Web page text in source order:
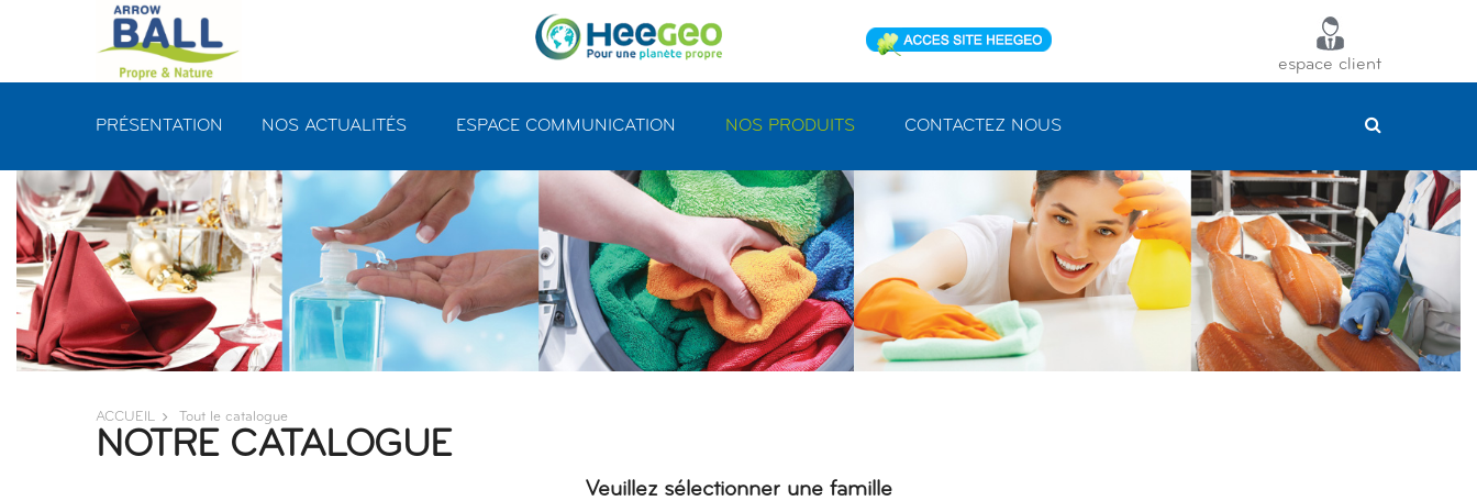
espace client
PRÉSENTATION NOS ACTUALITÉS ESPACE COMMUNICATION NOS PRODUITS CONTACTEZ NOUS
ACCUEIL Tout le catalogue
NOTRE CATALOGUE
Veuillez sélectionner une famille
Panneau de gestion des cookies